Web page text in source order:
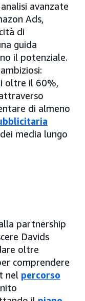
avanzate
Ads,
di
guida
il potenziale.
oltre il 60%,
di almeno
media lungo
partnership
Davids
oltre
comprendere
nel percorso